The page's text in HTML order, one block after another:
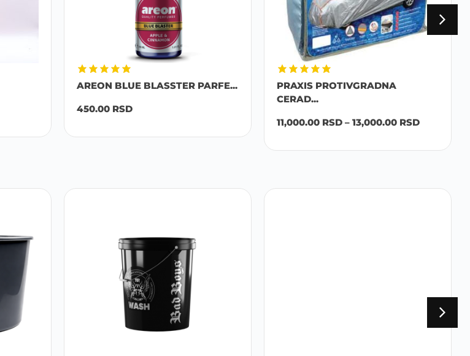
AREON BLUE BLASSTER PARFE...
450.00 RSD
PRAXIS PROTIVGRADNA
CERAD...
11,000.00 RSD – 13,000.00 RSD